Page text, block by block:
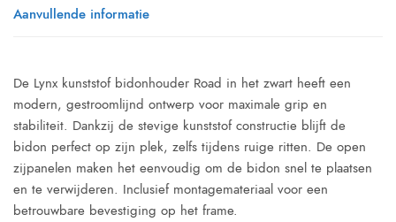
Aanvullende informatie
De Lynx kunststof bidonhouder Road in het zwart heeft een
modern, gestroomlijnd ontwerp voor maximale grip en
stabiliteit. Dankzij de stevige kunststof constructie blijft de
bidon perfect op zijn plek, zelfs tijdens ruige ritten. De open
zijpanelen maken het eenvoudig om de bidon snel te plaatsen
en te verwijderen. Inclusief montagemateriaal voor een
betrouwbare bevestiging op het frame.